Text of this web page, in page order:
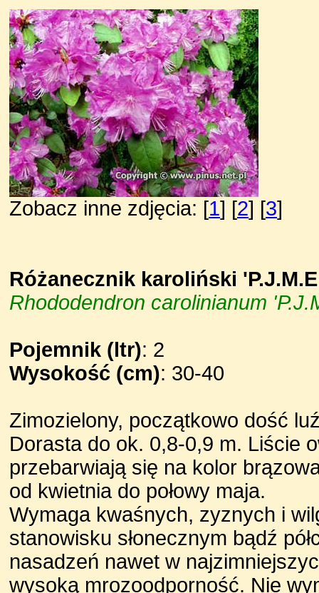
Zobacz inne zdjęcia: [1] [2] [3]
Różanecznik karoliński
Rhododendron carolinianum
Pojemnik (ltr): 2
Wysokość (cm): 30-40
Zimozielony, początkowo dość
Dorasta do ok. 0,8-0,9 m. Liście
przebarwiają się na kolor
od kwietnia do połowy maja.
Wymaga kwaśnych, zyznych i
stanowisku słonecznym bądź
nasadzeń nawet w
wysoką mrozoodporność. Nie